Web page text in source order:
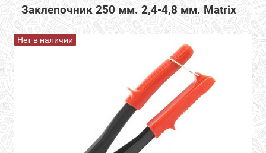
Заклепочник 250 мм. 2,4-4,8 мм. Matrix
Нет в наличии